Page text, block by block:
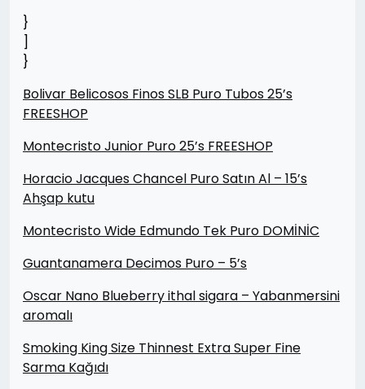
}
]
}
Bolivar Belicosos Finos SLB Puro Tubos 25’s
FREESHOP
Montecristo Junior Puro 25’s FREESHOP
Horacio Jacques Chancel Puro Satın Al – 15’s
Ahşap kutu
Montecristo Wide Edmundo Tek Puro DOMİNİC
Guantanamera Decimos Puro – 5’s
Oscar Nano Blueberry ithal sigara – Yabanmersini
aromalı
Smoking King Size Thinnest Extra Super Fine
Sarma Kağıdı